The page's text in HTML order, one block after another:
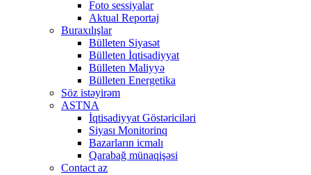
Foto sessiyalar
Aktual Reportaj
Buraxılışlar
Bülleten Siyasət
Bülleten İqtisadiyyat
Bülleten Maliyyə
Bülleten Energetika
Söz istəyirəm
ASTNA
İqtisadiyyat Göstəriciləri
Siyası Monitorinq
Bazarların icmalı
Qarabağ münaqişəsi
Contact az